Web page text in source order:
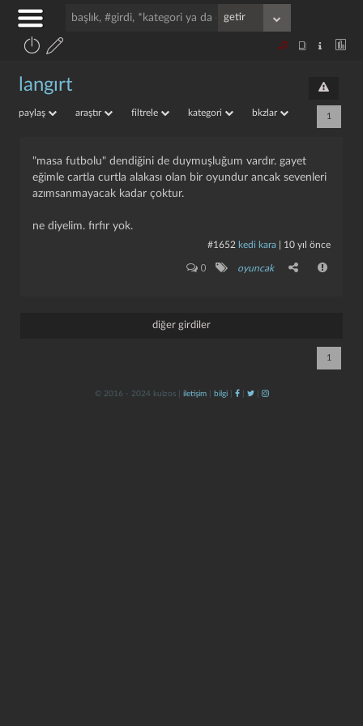
langırt
paylaş araştır filtrele kategori bkzlar 1
"masa futbolu" dendiğini de duymuşluğum vardır. gayet
eğimle cartla curtla alakası olan bir oyundur ancak sevenleri
azımsanmayacak kadar çoktur.
ne diyelim. fırfır yok.
#1652 kedi kara 10 yıl önce
0 oyuncak
diğer girdiler
1
© 2016 - 2024 kulzos | iletişim| bilgi| | |